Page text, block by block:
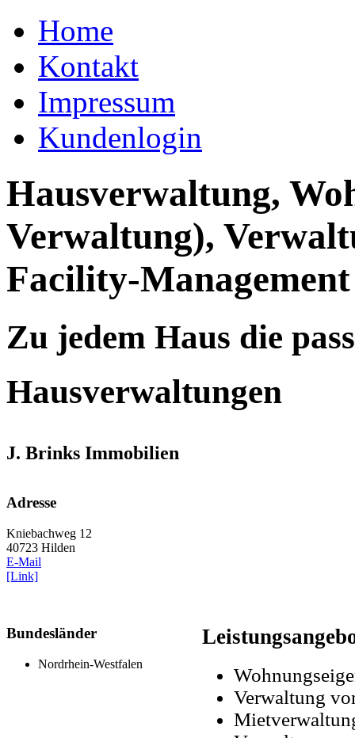
Home
Kontakt
Impressum
Kundenlogin
Hausverwaltung,
Verwaltung),
Facility-Management
Zu jedem Haus die
Hausverwaltungen
J. Brinks Immobilien
Adresse
Kniebachweg 12
40723 Hilden
E-Mail
[Link]
Bundesländer
Nordrhein-Westfalen
Verwaltung